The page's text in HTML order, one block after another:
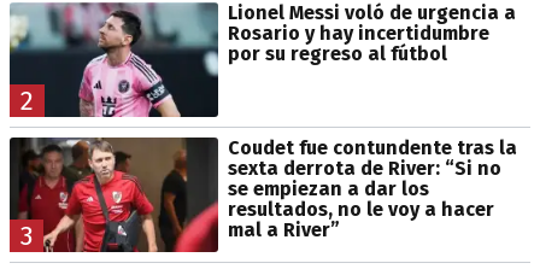
2
Lionel Messi voló de urgencia a
Rosario y hay incertidumbre
por su regreso al fútbol
3
Coudet fue contundente tras la
sexta derrota de River: “Si no
se empiezan a dar los
resultados, no le voy a hacer
mal a River”